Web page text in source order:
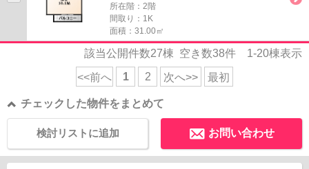
所在階：2階
間取り：1K
面積：31.00㎡
該当公開件数27棟 空き数38件 1-20棟表示
<<前へ 1 2 次へ>> 最初
チェックした物件をまとめて
お問い合わせ
検討リストに追加